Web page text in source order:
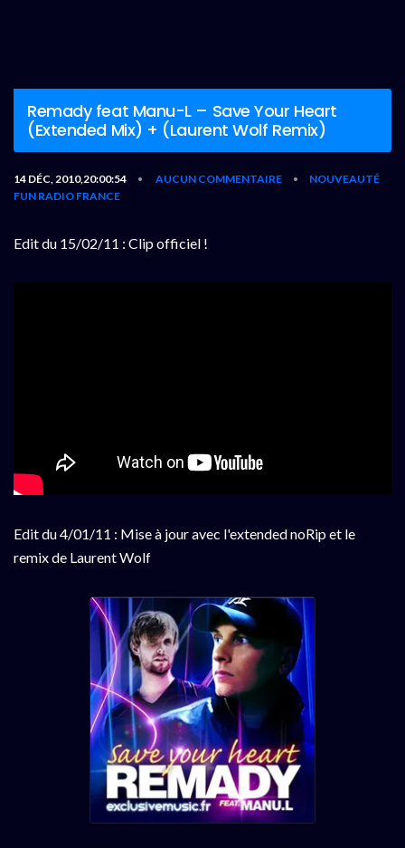
Remady feat Manu-L – Save Your Heart
(Extended Mix) + (Laurent Wolf Remix)
14 DÉC, 2010,20:00:54 • AUCUN COMMENTAIRE •
NOUVEAUTÉ
FUN RADIO FRANCE
Edit du 15/02/11 : Clip officiel !
Edit du 4/01/11 : Mise à jour avec l'extended noRip et le
remix de Laurent Wolf